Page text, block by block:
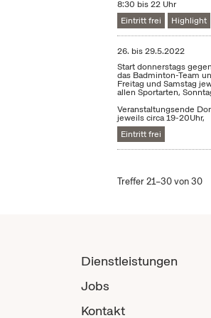
8:30 bis 22 Uhr
Eintritt frei
Highlight
26. bis29.5.2022
Start donnerstags
das Badminton-Team
Freitag und Samstag
allen Sportarten,
Veranstaltungsende
jeweils circa 19-20Uhr,
Eintritt frei
Treffer 21–30 von 30
Dienstleistungen
Jobs
Kontakt